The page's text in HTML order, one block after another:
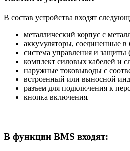
В состав устройства входят
металлический корпус с
аккумуляторы, соединенные в
система управления и защиты
комплект силовых кабелей и
наружные токовыводы с
встроенный или выносной
разъем для подключения к
кнопка включения.
В функции BMS входят: